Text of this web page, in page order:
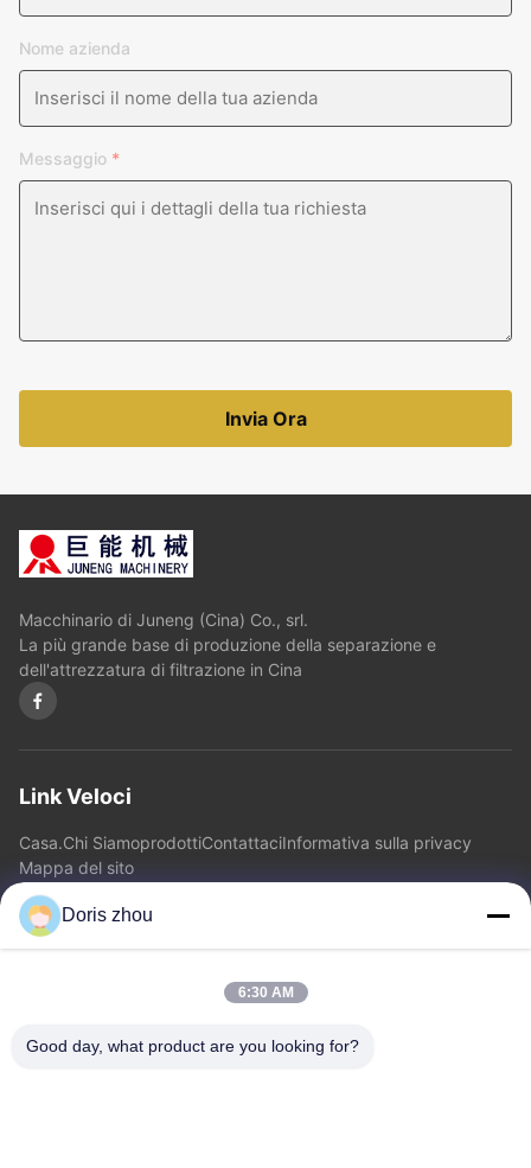
Nome azienda
Messaggio *
Invia Ora
Macchinario di Juneng (Cina) Co., srl.
La più grande base di produzione della separazione e
dell'attrezzatura di filtrazione in Cina
Link Veloci
Casa.Chi SiamoprodottiContattaciInformativa sulla privacy
Mappa del sito
Contattaci
Indirizzo: Strada di Chaoyang, città di Zhotie, città Jiangsu
Doris zhou
6:30 AM
Good day, what product are you looking for?